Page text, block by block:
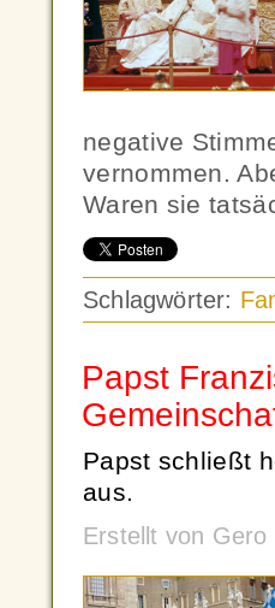
negative
vernommen.
Waren sie
Schlagwörter:
Papst
Papst schließt
aus.
Erstellt von